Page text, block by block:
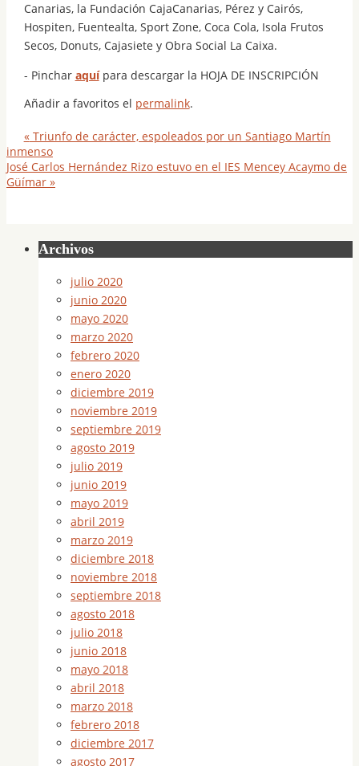
Canarias, la Fundación CajaCanarias, Pérez y Cairós,
Hospiten, Fuentealta, Sport Zone, Coca Cola, Isola Frutos
Secos, Donuts, Cajasiete y Obra Social La Caixa.
- Pinchar aquípara descargar la HOJA DE INSCRIPCIÓN
Añadir a favoritos el permalink.
«Triunfo de carácter, espoleados por un Santiago Martín
inmenso
José Carlos Hernández Rizo estuvo en el IES Mencey Acaymo de
Güímar »
Archivos
julio 2020
junio 2020
mayo 2020
marzo 2020
febrero 2020
enero 2020
diciembre 2019
noviembre 2019
septiembre 2019
agosto 2019
julio 2019
junio 2019
mayo 2019
abril 2019
marzo 2019
diciembre 2018
noviembre 2018
septiembre 2018
agosto 2018
julio 2018
junio 2018
mayo 2018
abril 2018
marzo 2018
febrero 2018
diciembre 2017
agosto 2017